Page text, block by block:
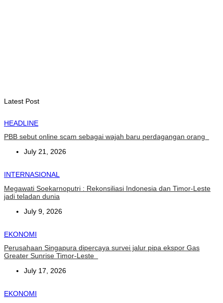
Latest Post
HEADLINE
PBB sebut online scam sebagai wajah baru perdagangan orang
July 21, 2026
INTERNASIONAL
Megawati Soekarnoputri : Rekonsiliasi Indonesia dan Timor-Leste
jadi teladan dunia
July 9, 2026
EKONOMI
Perusahaan Singapura dipercaya survei jalur pipa ekspor Gas
Greater Sunrise Timor-Leste
July 17, 2026
EKONOMI